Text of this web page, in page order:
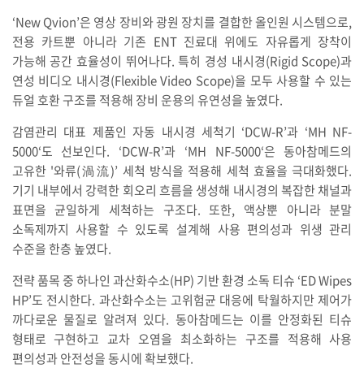
‘New Qvion’은 영상 장비와 광원 장치를 결합한 올인원 시스템으로,
전용 카트뿐 아니라 기존 ENT 진료대 위에도 자유롭게 장착이
가능해 공간 효율성이 뛰어나다. 특히 경성 내시경(Rigid Scope)과
연성 비디오 내시경(Flexible Video Scope)을 모두 사용할 수 있는
듀얼 호환 구조를 적용해 장비 운용의 유연성을 높였다.
감염관리 대표 제품인 자동 내시경 세척기 ‘DCW-R’과 ‘MH NF-
5000‘도 선보인다. ‘DCW-R’과 ‘MH NF-5000‘은 동아참메드의
고유한 '와류(渦流)’ 세척 방식을 적용해 세척 효율을 극대화했다.
기기 내부에서 강력한 회오리 흐름을 생성해 내시경의 복잡한 채널과
표면을 균일하게 세척하는 구조다. 또한, 액상뿐 아니라 분말
소독제까지 사용할 수 있도록 설계해 사용 편의성과 위생 관리
수준을 한층 높였다.
전략 품목 중 하나인 과산화수소(HP) 기반 환경 소독 티슈 ‘ED Wipes
HP’도 전시한다. 과산화수소는 고위험균 대응에 탁월하지만 제어가
까다로운 물질로 알려져 있다. 동아참메드는 이를 안정화된 티슈
형태로 구현하고 교차 오염을 최소화하는 구조를 적용해 사용
편의성과 안전성을 동시에 확보했다.